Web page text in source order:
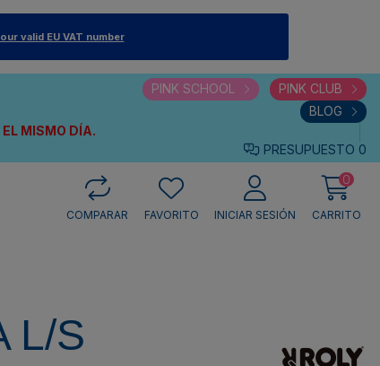
valid EU VAT number
EL MISMO DÍA.
PINK SCHOOL
PINK CLUB
BLOG
PRESUPUESTO 0
COMPARAR
FAVORITO INICIAR SESIÓN
0
CARRITO
L/S